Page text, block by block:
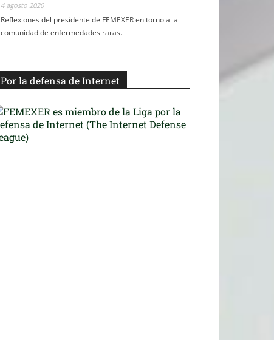
4 agosto 2020
Reflexiones del presidente de FEMEXER en torno a la
comunidad de enfermedades raras.
Por la defensa de Internet